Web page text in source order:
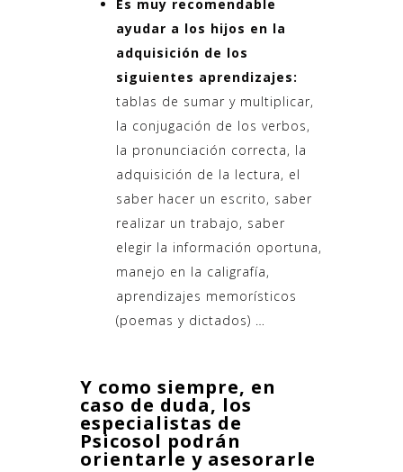
Es muy recomendable
ayudar a los hijos en la
adquisición de los
siguientes aprendizajes:
tablas de sumar y multiplicar,
la conjugación de los verbos,
la pronunciación correcta, la
adquisición de la lectura, el
saber hacer un escrito, saber
realizar un trabajo, saber
elegir la información oportuna,
manejo en la caligrafía,
aprendizajes memorísticos
(poemas y dictados) …
Y como siempre, en
caso de duda, los
especialistas de
Psicosol podrán
orientarle y asesorarle